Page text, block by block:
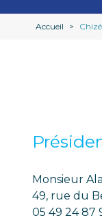
Accueil > Chizé
Monsieur
49, rue du
05 49 24 87